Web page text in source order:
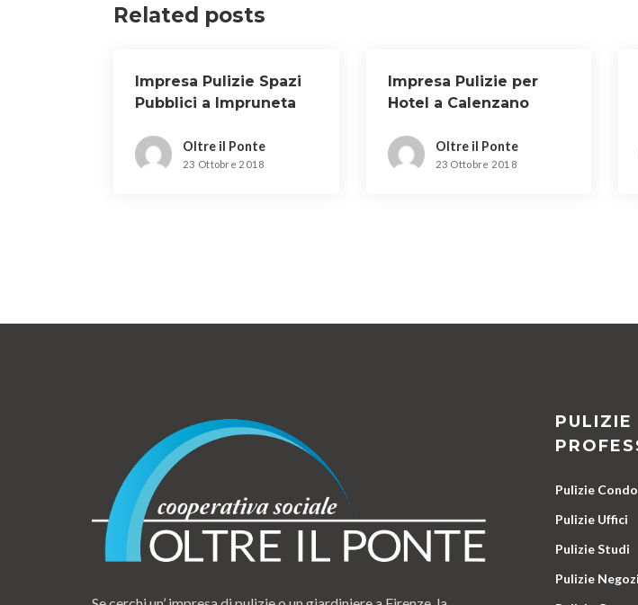
Related posts
Impresa Pulizie Spazi
Pubblici a Impruneta
Oltre il Ponte
23 Ottobre 2018
Impresa Pulizie per
Hotel a Calenzano
Oltre il Ponte
23 Ottobre 2018
PULIZIE
Pulizie
Pulizie Uffici
Pulizie Studi
Pulizie Negozi